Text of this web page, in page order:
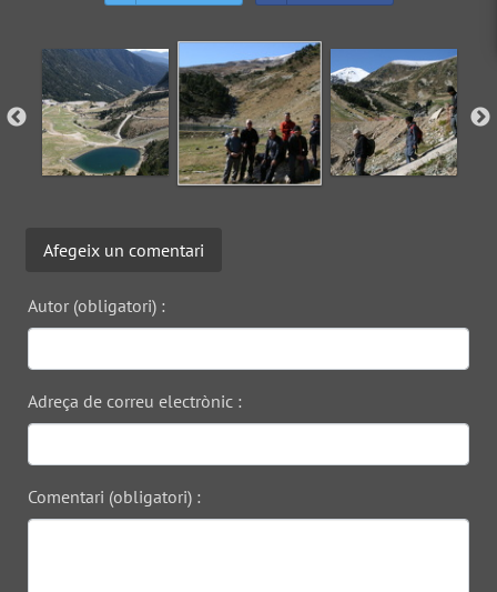
Afegeix un comentari
Autor (obligatori) :
Adreça de correu electrònic :
Comentari (obligatori) :